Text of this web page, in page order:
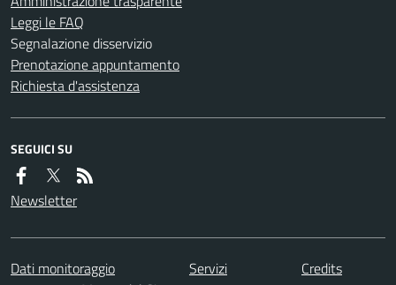
Leggi le FAQ
Segnalazione disservizio
Prenotazione appuntamento
Richiesta d'assistenza
SEGUICI SU
Newsletter
Dati monitoraggio Servizi
Credits